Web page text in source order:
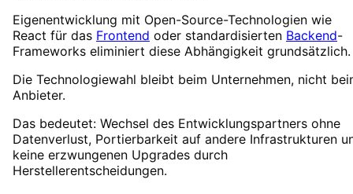
Eigenentwicklung mit Open-Source-Technologien wie
React für das Frontend oder standardisierten Backend-
Frameworks eliminiert diese Abhängigkeit grundsätzlich.
Die Technologiewahl bleibt beim Unternehmen, nicht
Anbieter.
Das bedeutet: Wechsel des Entwicklungspartners ohne
Datenverlust, Portierbarkeit auf andere Infrastrukturen
keine erzwungenen Upgrades durch
Herstellerentscheidungen.